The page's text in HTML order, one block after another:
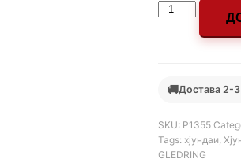
🚚Достава 2-3
SKU: Р1355
Tags: хјундаи
GLEDRING